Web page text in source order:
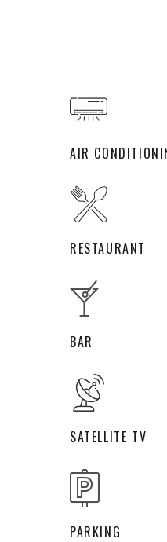
AIR
RESTAURANT
BAR
SATELLITE TV
PARKING